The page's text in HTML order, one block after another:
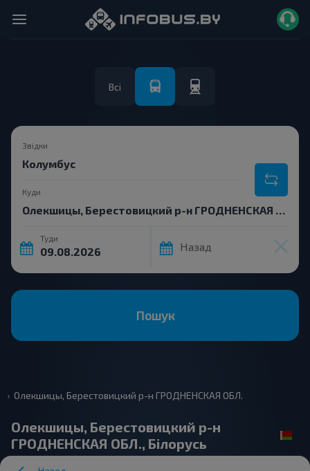
Всі
Звідки
Куди
Туди
Назад
Пошук
Олекшицы, Берестовицкий р-н ГРОДНЕНСКАЯ ОБЛ.
Олекшицы, Берестовицкий р-н
ГРОДНЕНСКАЯ ОБЛ., Білорусь